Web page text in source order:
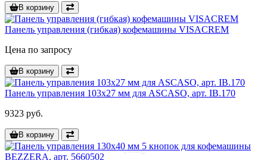
В корзину
Панель управления (гибкая) кофемашины VISACREM
Цена по запросу
В корзину
Панель управления 103x27 мм для ASCASO, арт. IB.170
9323 руб.
В корзину